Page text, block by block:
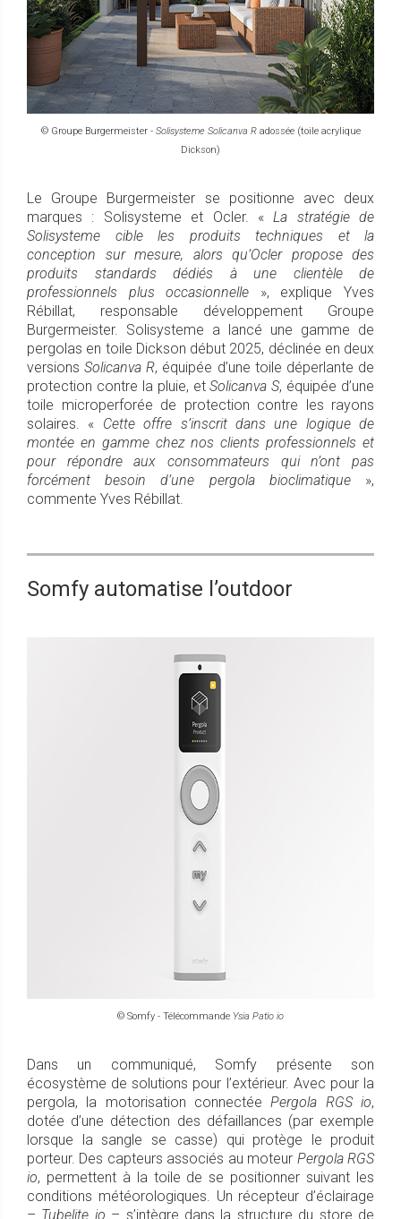
© Groupe Burgermeister - Solisysteme Solicanva Radossée (toile acrylique
Dickson)
Le Groupe Burgermeister se positionne avec deux
marques : Solisysteme et Ocler. «La stratégie de
Solisysteme cible les produits techniques et la
conception sur mesure, alors qu’Ocler propose des
produits standards dédiés à une clientèle de
professionnels plus occasionnelle », explique Yves
Rébillat, responsable développement Groupe
Burgermeister. Solisysteme a lancé une gamme de
pergolas en toile Dickson début 2025, déclinée en deux
versionsSolicanva R, équipée d’une toile déperlante de
protection contre la pluie, etSolicanva S, équipée d’une
toile microperforée de protection contre les rayons
solaires. « Cette offre s’inscrit dans une logique de
montée en gamme chez nos clients professionnels et
pour répondre aux consommateurs qui n’ont pas
forcément besoin d’une pergola bioclimatique»,
commente Yves Rébillat.
Somfy automatise l’outdoor
© Somfy - Télécommande Ysia Patio io
Dans un communiqué, Somfy présente son
écosystème de solutions pour l’extérieur. Avec pour la
pergola, la motorisation connectéePergola RGS io,
dotée d’une détection des défaillances (par exemple
lorsque la sangle se casse) qui protège le produit
porteur. Des capteurs associés au moteur Pergola RGS
io, permettent à la toile de se positionner suivant les
conditions météorologiques. Un récepteur d’éclairage
– Tubelite io – s’intègre dans la structure du store de